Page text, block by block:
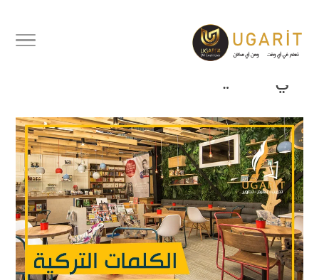
كلمات تركية في المقهى | تعلم
أهم الكلمات التركية المستخدمة
في الكافيه